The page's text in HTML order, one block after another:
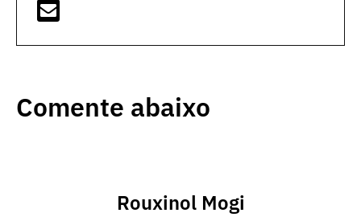
Comente abaixo
Rouxinol Mogi